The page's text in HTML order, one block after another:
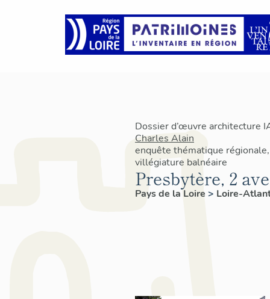
Dossier d’œuvre architecture
Charles Alain
enquête thématique
villégiature balnéaire
Presbytère, 2
Pays de la Loire > Loire-